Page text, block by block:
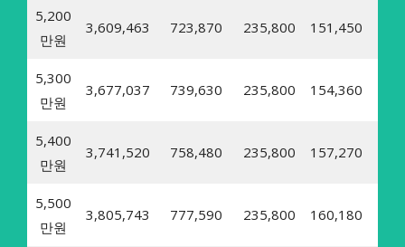
5,200
만원
3,609,463 723,870 235,800 151,450
5,300
만원
3,677,037 739,630 235,800 154,360
5,400
만원
3,741,520 758,480 235,800 157,270
5,500
만원
3,805,743 777,590 235,800 160,180